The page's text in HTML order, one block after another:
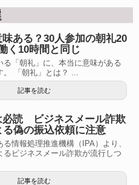
ある？30人参加の朝礼20
く10時間と同じ
る「朝礼」に、本当に意味がある
「朝礼」とは？ ...
記事を読む
必読 ビジネスメール詐欺
る偽の振込依頼に注意
情報処理推進機構（IPA）より、
るビジネスメール詐欺が流行しつ
記事を読む